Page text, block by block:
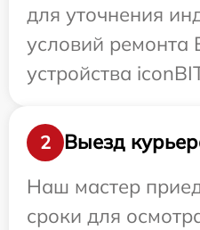
для уточнения
условий ремонта
устройства
2
Выезд
Наш мастер
сроки для